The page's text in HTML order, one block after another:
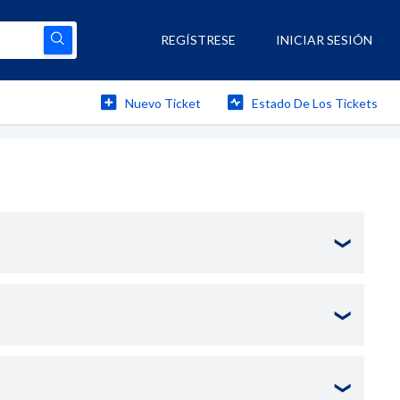
INICIAR SESIÓN
REGÍSTRESE
Nuevo Ticket Estado De Los Tickets